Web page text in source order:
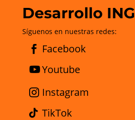
Desarrollo ING
Síguenos en nuestras redes:
Facebook
Youtube
Instagram
TikTok